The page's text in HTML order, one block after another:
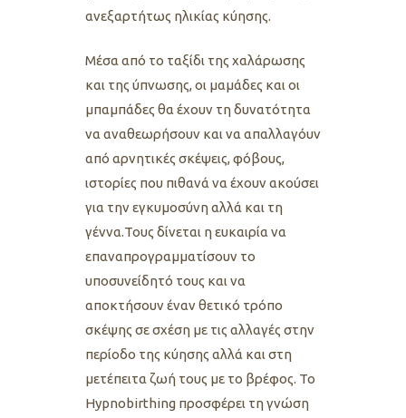
ανεξαρτήτως ηλικίας κύησης.
Μέσα από το ταξίδι της χαλάρωσης
και της ύπνωσης, οι μαμάδες και οι
μπαμπάδες θα έχουν τη δυνατότητα
να αναθεωρήσουν και να απαλλαγόυν
από αρνητικές σκέψεις, φόβους,
ιστορίες που πιθανά να έχουν ακούσει
για την εγκυμοσύνη αλλά και τη
γέννα.Τους δίνεται η ευκαιρία να
επαναπρογραμματίσουν το
υποσυνείδητό τους και να
αποκτήσουν έναν θετικό τρόπο
σκέψης σε σχέση με τις αλλαγές στην
περίοδο της κύησης αλλά και στη
μετέπειτα ζωή τους με το βρέφος. Το
Hypnobirthing προσφέρει τη γνώση